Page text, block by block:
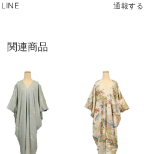
LINE 通報する
関連商品